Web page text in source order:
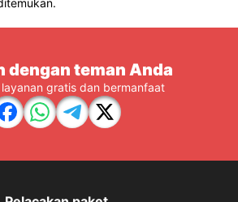
dengan teman Anda
gratis dan bermanfaat